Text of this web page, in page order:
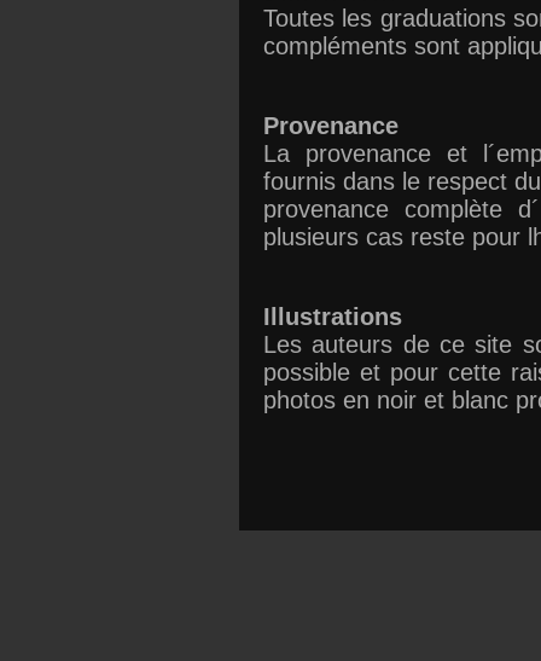
Toutes les graduations
compléments sont
Provenance
La provenance et
fournis dans le respect
provenance complète
plusieurs cas reste pour
Illustrations
Les auteurs de ce site
possible et pour cette
photos en noir et blanc